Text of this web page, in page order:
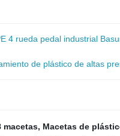
4 rueda pedal industrial
de plástico de altas
macetas, Macetas de